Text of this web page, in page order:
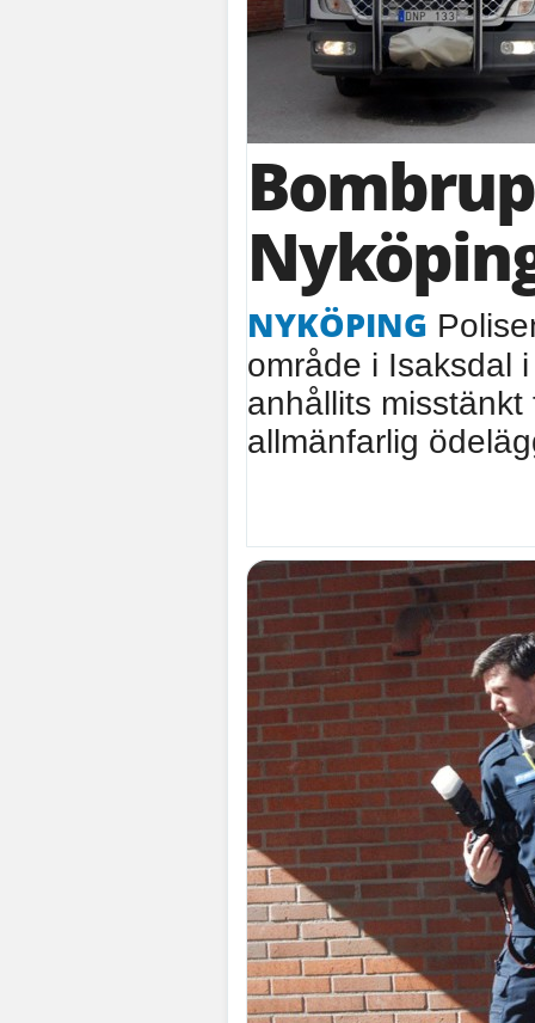
NYKÖPING
område i Isaksdal
anhållits
allmänfarlig